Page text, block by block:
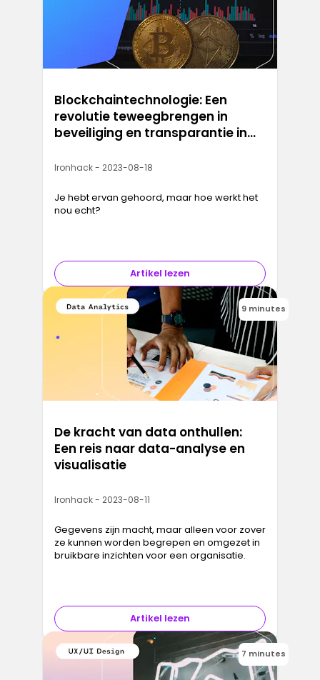
Blockchaintechnologie: Een
revolutie teweegbrengen in
beveiliging en transparantie in
Ironhack - 2023-08-18
Je hebt ervan gehoord, maar hoe werkt het
nou echt?
Artikel lezen
9 minutes
De kracht van data onthullen:
Een reis naar data-analyse en
visualisatie
Ironhack - 2023-08-11
Gegevens zijn macht, maar alleen voor zover
ze kunnen worden begrepen en omgezet in
bruikbare inzichten voor een organisatie.
Artikel lezen
7 minutes